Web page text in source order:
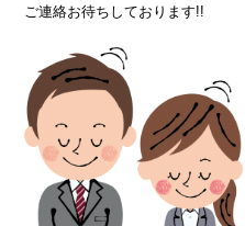
ご連絡お待ちしております!!